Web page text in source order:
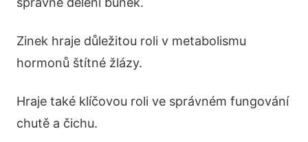
Zinek hraje důležitou roli v metabolismu
hormonů štítné žlázy.
Hraje také klíčovou roli ve správném fungování
chutě a čichu.